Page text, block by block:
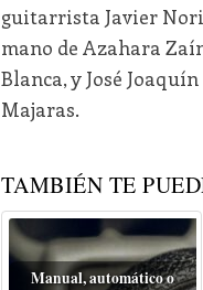
guitarrista Javier
mano de Azahara
Blanca, y José
Majaras.
TAMBIÉN TE
Manual, automático o